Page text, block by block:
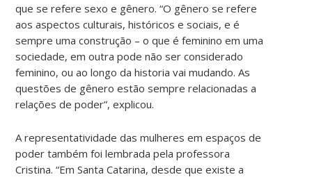
que se refere sexo e gênero. “O gênero se refere
aos aspectos culturais, históricos e sociais, e é
sempre uma construção – o que é feminino em uma
sociedade, em outra pode não ser considerado
feminino, ou ao longo da historia vai mudando. As
questões de gênero estão sempre relacionadas a
relações de poder”, explicou.
A representatividade das mulheres em espaços de
poder também foi lembrada pela professora
Cristina. “Em Santa Catarina, desde que existe a